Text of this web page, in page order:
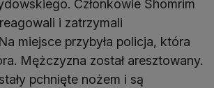
Członkowie Shomrim
i zatrzymali
miejsce przybyła policja, która
Mężczyzna został aresztowany.
pchnięte nożem i są